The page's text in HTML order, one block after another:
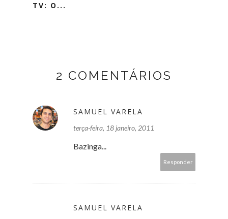
TV: O...
2 COMENTÁRIOS
SAMUEL VARELA
terça-feira, 18 janeiro, 2011
Bazinga...
Responder
SAMUEL VARELA